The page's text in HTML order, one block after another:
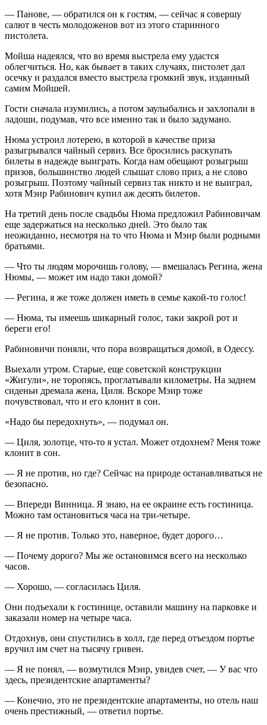
— Панове, — обратился он к гостям, — сейчас я совершу
салют в честь молодоженов вот из этого старинного
пистолета.
Мойша надеялся, что во время выстрела ему удастся
облегчиться. Но, как бывает в таких случаях, пистолет дал
осечку и раздался вместо выстрела громкий звук, изданный
самим Мойшей.
Гости сначала изумились, а потом заулыбались и захлопали в
ладоши, подумав, что все именно так и было задумано.
Нюма устроил лотерею, в которой в качестве приза
разыгрывался чайный сервиз. Все бросились раскупать
билеты в надежде выиграть. Когда нам обещают розыгрыш
призов, большинство людей слышат слово приз, а не слово
розыгрыш. Поэтому чайный сервиз так никто и не выиграл,
хотя Мэир Рабинович купил аж десять билетов.
На третий день после свадьбы Нюма предложил Рабиновичам
еще задержаться на несколько дней. Это было так
неожиданно, несмотря на то что Нюма и Мэир были родными
братьями.
— Что ты людям морочишь голову, — вмешалась Регина, жена
Нюмы, — может им надо таки домой?
— Регина, я же тоже должен иметь в семье какой-то голос!
— Нюма, ты имеешь шикарный голос, таки закрой рот и
береги его!
Рабиновичи поняли, что пора возвращаться домой, в Одессу.
Выехали утром. Старые, еще советской конструкции
«Жигули», не торопясь, проглатывали километры. На заднем
сиденьи дремала жена, Циля. Вскоре Мэир тоже
почувствовал, что и его клонит в сон.
«Надо бы передохнуть», — подумал он.
— Циля, золотце, что-то я устал. Может отдохнем? Меня тоже
клонит в сон.
— Я не против, но где? Сейчас на природе останавливаться не
безопасно.
— Впереди Винница. Я знаю, на ее окраине есть гостиница.
Можно там остановиться часа на три-четыре.
— Я не против. Только это, наверное, будет дорого…
— Почему дорого? Мы же остановимся всего на несколько
часов.
— Хорошо, — согласилась Циля.
Они подъехали к гостинице, оставили машину на парковке и
заказали номер на четыре часа.
Отдохнув, они спустились в холл, где перед отъездом портье
вручил им счет на тысячу гривен.
— Я не понял, — возмутился Мэир, увидев счет, — У вас что
здесь, президентские апартаменты?
— Конечно, это не президентские апартаменты, но отель наш
очень престижный, — ответил портье.